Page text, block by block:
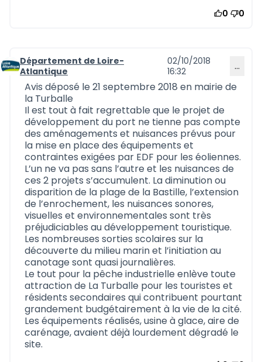
0 0
Commentaire 573
Département de Loire-
Atlantique
02/10/2018
16:32
…
Avis déposé le 21 septembre 2018 en mairie de
la Turballe
Il est tout à fait regrettable que le projet de
développement du port ne tienne pas compte
des aménagements et nuisances prévus pour
la mise en place des équipements et
contraintes exigées par EDF pour les éoliennes.
L’un ne va pas sans l’autre et les nuisances de
ces 2 projets s’accumulent. La diminution ou
disparition de la plage de la Bastille, l’extension
de l’enrochement, les nuisances sonores,
visuelles et environnementales sont très
préjudiciables au développement touristique.
Les nombreuses sorties scolaires sur la
découverte du milieu marin et l’initiation au
canotage sont quasi journalières.
Le tout pour la pêche industrielle enlève toute
attraction de La Turballe pour les touristes et
résidents secondaires qui contribuent pourtant
grandement budgétairement à la vie de la cité.
Les équipements réalisés, usine à glace, aire de
carénage, avaient déjà lourdement dégradé le
site.